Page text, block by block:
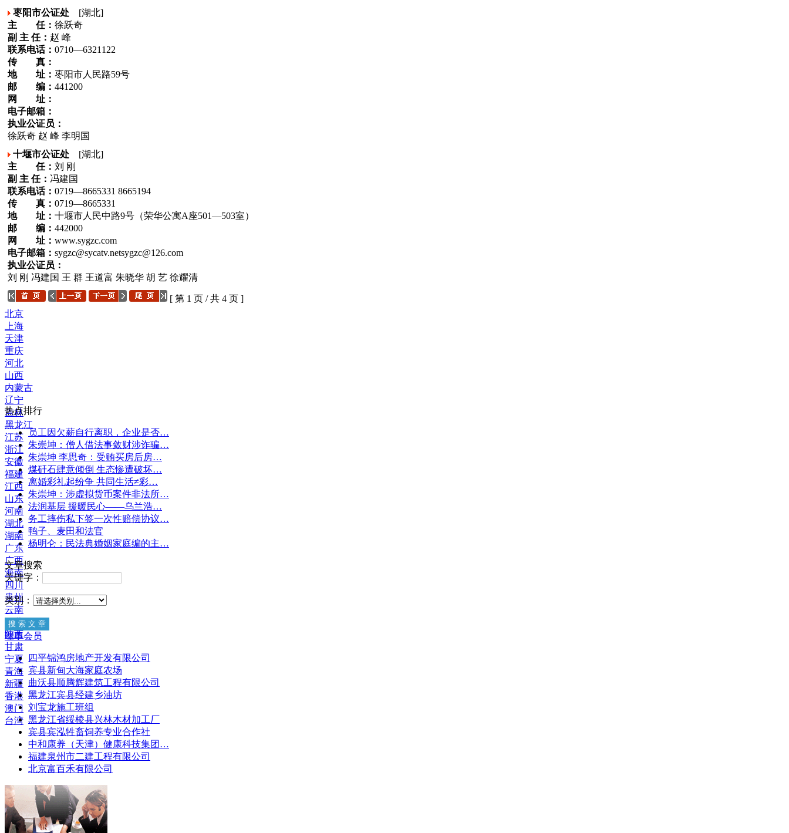
枣阳市公证处 [湖北]
主 任： 徐跃奇
副 主 任： 赵 峰
联系电话： 0710—6321122
传 真：
地 址： 枣阳市人民路59号
邮 编： 441200
网 址：
电子邮箱：
执业公证员：
徐跃奇 赵 峰 李明国
十堰市公证处 [湖北]
主 任： 刘 刚
副 主 任： 冯建国
联系电话： 0719—8665331 8665194
传 真： 0719—8665331
地 址： 十堰市人民中路9号（荣华公寓A座501—503室）
邮 编： 442000
网 址： www.sygzc.com
电子邮箱： sygzc@sycatv.netsygzc@126.com
执业公证员：
刘 刚 冯建国 王 群 王道富 朱晓华 胡 艺 徐耀清
[ 第 1 页 / 共 4 页 ]
北京
上海
天津
重庆
河北
山西
内蒙古
辽宁
吉林
黑龙江
江苏
浙江
安徽
福建
江西
山东
河南
湖北
湖南
广东
广西
海南
四川
贵州
云南
西藏
陕西
甘肃
宁夏
青海
新疆
香港
澳门
台湾
热点排行
员工因欠薪自行离职，企业是否…
朱崇坤：僧人借法事敛财涉诈骗…
朱崇坤 李思奇：受贿买房后房…
煤矸石肆意倾倒 生态惨遭破坏…
离婚彩礼起纷争 共同生活≠彩…
朱崇坤：涉虚拟货币案件非法所…
法润基层 援暖民心——乌兰浩…
务工摔伤私下签一次性赔偿协议…
鸭子、麦田和法官
杨明仑：民法典婚姻家庭编的主…
文章搜索
关键字：
类别：
理事会员
四平锦鸿房地产开发有限公司
宾县新甸大海家庭农场
曲沃县顺腾辉建筑工程有限公司
黑龙江宾县经建乡油坊
刘宝龙施工班组
黑龙江省绥棱县兴林木材加工厂
宾县宾泓牲畜饲养专业合作社
中和康养（天津）健康科技集团…
福建泉州市二建工程有限公司
北京富百禾有限公司